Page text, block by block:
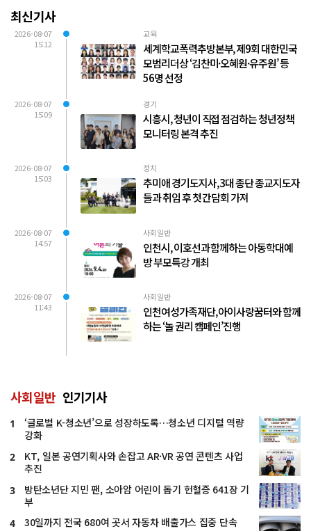
최신기사
2026-08-07
15:12
교육
세계학교폭력추방본부, 제9회 대한민국
모범리더상 ‘김찬미·오혜원·유주원’ 등
56명 선정
2026-08-07
15:09
경기
시흥시, 청년이 직접 점검하는 청년정책
모니터링 본격 추진
2026-08-07
15:03
정치
추미애 경기도지사, 3대 종단 종교지도자
들과 취임 후 첫 간담회 가져
2026-08-07
14:57
사회일반
인천시, 이호선과 함께하는 아동학대예
방 부모특강 개최
2026-08-07
11:43
사회일반
인천여성가족재단, 아이사랑꿈터와 함께
하는 ‘놀 권리 캠페인’진행
사회일반 인기기사
1
‘글로벌 K-청소년’으로 성장하도록…청소년 디지털 역량
강화
2
KT, 일본 공연기획사와 손잡고 AR·VR 공연 콘텐츠 사업
추진
3
방탄소년단 지민 팬, 소아암 어린이 돕기 헌혈증 641장 기
부
4 30일까지 전국 680여 곳서 자동차 배출가스 집중 단속